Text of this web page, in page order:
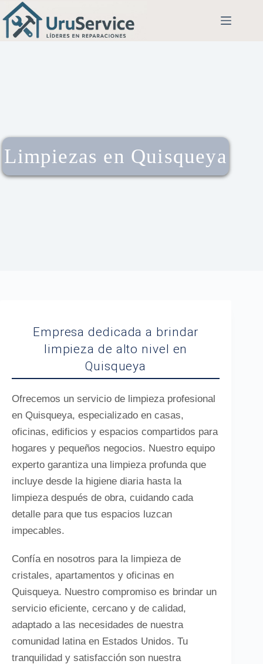
Limpiezas en Quisqueya
Empresa dedicada a brindar
limpieza de alto nivel en
Quisqueya
Ofrecemos un servicio de limpieza profesional
en Quisqueya, especializado en casas,
oficinas, edificios y espacios compartidos para
hogares y pequeños negocios. Nuestro equipo
experto garantiza una limpieza profunda que
incluye desde la higiene diaria hasta la
limpieza después de obra, cuidando cada
detalle para que tus espacios luzcan
impecables.
Confía en nosotros para la limpieza de
cristales, apartamentos y oficinas en
Quisqueya. Nuestro compromiso es brindar un
servicio eficiente, cercano y de calidad,
adaptado a las necesidades de nuestra
comunidad latina en Estados Unidos. Tu
tranquilidad y satisfacción son nuestra